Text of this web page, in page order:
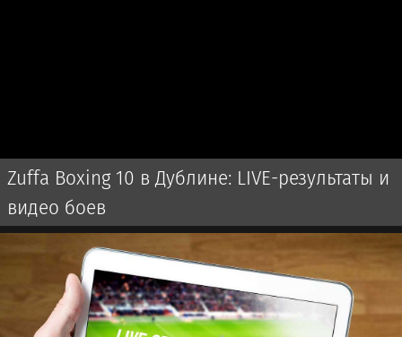
Zuffa Boxing 10 в Дублине: LIVE-результаты и
видео боев